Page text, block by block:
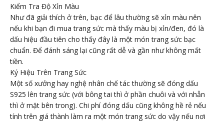
Kiểm Tra Độ Xỉn Màu
Như đã giải thích ở trên, bạc để lâu thường sẽ xỉn màu nên
nếu khi bạn đi mua trang sức mà thấy màu bị xỉn/đen, đó là
dấu hiệu đầu tiên cho thấy đây là một món trang sức bạc
chuẩn. Để đánh sáng lại cũng rất dễ và gần như không mất
tiền.
Ký Hiệu Trên Trang Sức
Một số xưởng hay nghệ nhân chế tác thường sẽ đóng dấu
S925 lên trang sức (với bông tai thì ở phần chuôi và với nhẫn
thì ở mặt bên trong). Chi phí đóng dấu cũng không hề rẻ nếu
tính trên giá thành làm ra một món trang sức do vậy nếu nơi